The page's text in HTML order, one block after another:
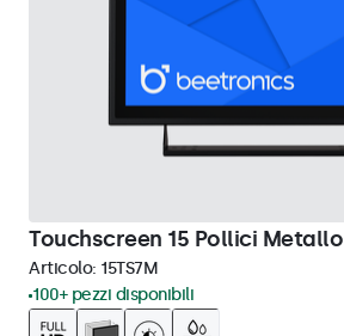
Touchscreen 15 Pollici Metallo
Articolo: 15TS7M
100+ pezzi disponibili